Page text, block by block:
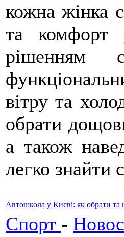
кожна жінка
та комфорт
рішенням
вітру та
обрати
а також
легко знайти
Автошкола у Києві: як обрати та
Спорт -